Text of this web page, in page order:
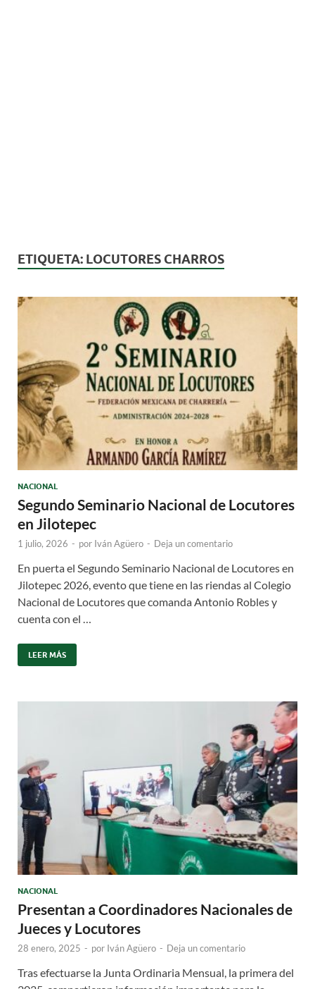
ETIQUETA: LOCUTORES CHARROS
NACIONAL
Segundo Seminario Nacional de Locutores
en Jilotepec
1 julio, 2026 - por Iván Agüero - Deja un comentario
En puerta el Segundo Seminario Nacional de Locutores en
Jilotepec 2026, evento que tiene en las riendas al Colegio
Nacional de Locutores que comanda Antonio Robles y
cuenta con el …
LEER MÁS
NACIONAL
Presentan a Coordinadores Nacionales de
Jueces y Locutores
28 enero, 2025 - por Iván Agüero - Deja un comentario
Tras efectuarse la Junta Ordinaria Mensual, la primera del